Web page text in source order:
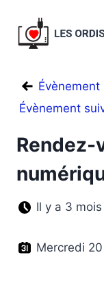
contenu
Évènement
Rendez-
Il y a 3 mois
Mercredi